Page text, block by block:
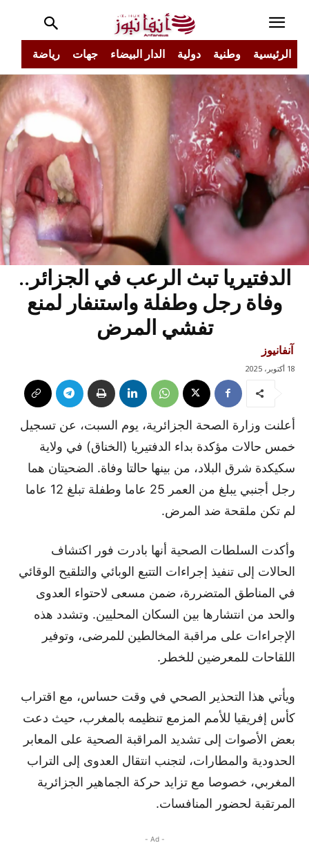
الرئيسية وطنية دولية الدار البيضاء جهات رياضة
الدفتيريا تبث الرعب في الجزائر..
وفاة رجل وطفلة واستنفار لمنع
تفشي المرض
آنفانيوز
18 أكتوبر، 2025
أعلنت وزارة الصحة الجزائرية، يوم السبت، عن تسجيل
خمس حالات مؤكدة بداء الدفتيريا (الخناق) في ولاية
سكيكدة شرق البلاد، من بينها حالتا وفاة. الضحيتان هما
رجل أجنبي يبلغ من العمر 25 عاما وطفلة تبلغ 12 عاما
لم تكن ملقحة ضد المرض.
وأكدت السلطات الصحية أنها بادرت فور اكتشاف
الحالات إلى تنفيذ إجراءات التتبع الوبائي والتلقيح الوقائي
في المناطق المتضررة، ضمن مسعى لاحتواء العدوى
والحد من انتشارها بين السكان المحليين. وتشدد هذه
الإجراءات على مراقبة المخالطين للمرضى، وتوفير
اللقاحات للمعرضين للخطر.
ويأتي هذا التحذير الصحي في وقت حساس، مع اقتراب
كأس إفريقيا للأمم المزمع تنظيمه بالمغرب، حيث دعت
بعض الأصوات إلى تشديد المراقبة الصحية على المعابر
الحدودية والمطارات، لتجنب انتقال العدوى إلى التراب
المغربي، خصوصا مع تزايد حركة الجماهير الجزائرية
المرتقبة لحضور المنافسات.
- Ad -